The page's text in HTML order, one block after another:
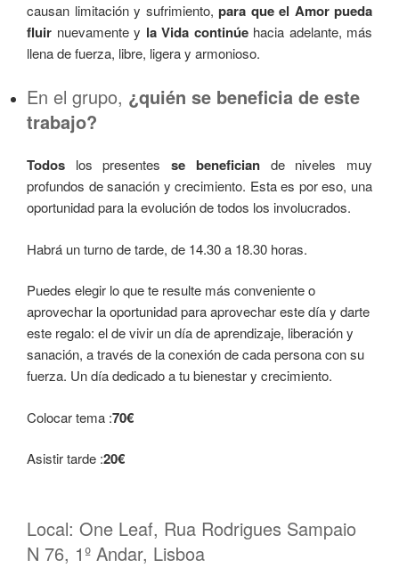
causan limitación y sufrimiento, para que el Amor pueda
fluir nuevamente y la Vida continúehacia adelante, más
llena de fuerza, libre, ligera y armonioso.
En el grupo, ¿quién se beneficia de este
trabajo?
Todos los presentesse beneficiande niveles muy
profundos de sanación y crecimiento. Esta es por eso, una
oportunidad para la evolución de todos los involucrados.
Habrá un turno de tarde, de 14.30 a 18.30 horas.
Puedes elegir lo que te resulte más conveniente o
aprovechar la oportunidad para aprovechar este día y darte
este regalo: el de vivir un día de aprendizaje, liberación y
sanación, a través de la conexión de cada persona con su
fuerza. Un día dedicado a tu bienestar y crecimiento.
Colocar tema :70€
Asistir tarde :20€
Local: One Leaf, Rua Rodrigues Sampaio
N 76, 1º Andar, Lisboa